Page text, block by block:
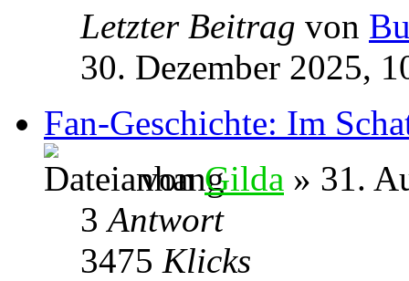
Letzter Beitrag von
30. Dezember 2025,
Fan-Geschichte: Im
vonGilda » 31.
3Antwort
3475 Klicks